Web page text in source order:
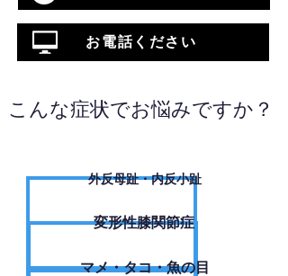
お電話ください
こんな症状でお悩みですか？
外反母趾・内反小趾
変形性膝関節症
​マメ・タコ・魚の目